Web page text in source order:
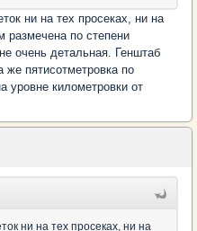
ни на тех просеках, ни на
размечена по степени
очень детальная. Генштаб
же пятисотметровка по
уровне километровки от
ни на тех просеках, ни на